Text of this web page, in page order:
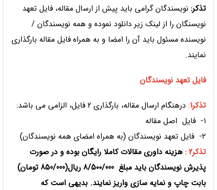
تذکر:نویسندگان گرامی باید پیش از ارسال مقاله، فایل تعهد
نویسنگان را از لینک زیر دانلود نموده و همه نویسندگان /
نویسنده مسئول باید آن‌ را امضا و به همراه فایل مقاله بارگذاری
نمایند.
فایل تعهد نویسندگان
تذکر1 :درهنگام ارسال مقاله، بارگذاری 2 فایل، الزامی می باشد:
۱- فایل اصل مقاله
۲- فایل تعهد نویسندگان (به همراه امضای همه نویسندگان)
تذکر2 :
هزینه داوری مقالات کاملا رایگان بوده و در صورت
پذیرش نویسندگان باید مبلغ
8/5۰۰/000 ریال(850/000 تومان)
بابت چاپ و نمایه سازی واریز نمایند. بدیهی است که